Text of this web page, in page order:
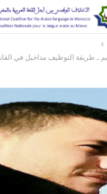
ـ طريقة التوظيف مداخيل في